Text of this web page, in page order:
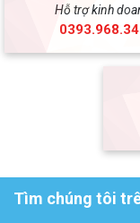
Hỗ trợ kinh
Tìm chúng tôi